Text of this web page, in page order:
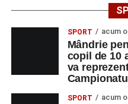
SPORT acum
Mândrie
copil de 10
va
SPORT acum